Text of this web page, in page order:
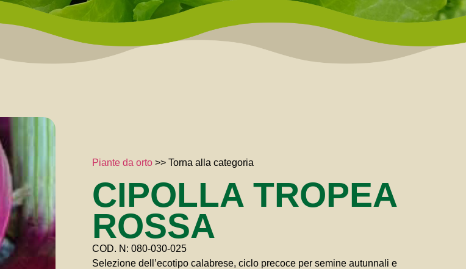
Piante da orto>> Torna alla categoria
CIPOLLA TROPEA
ROSSA
COD. N: 080-030-025
Selezione dell’ecotipo calabrese, ciclo precoce per semine autunnali e